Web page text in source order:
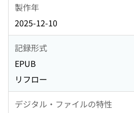
製作年
2025-12-10
記録形式
EPUB
リフロー
デジタル・ファイルの特性